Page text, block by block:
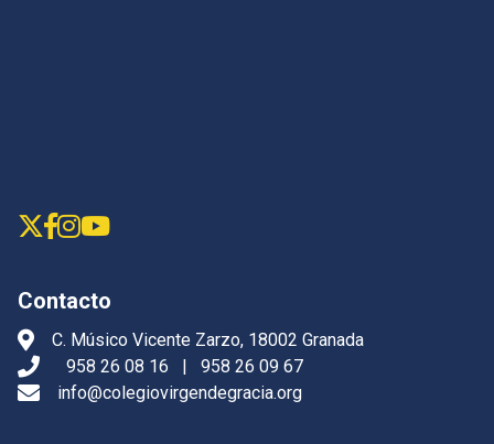
Contacto
C. Músico Vicente Zarzo, 18002 Granada
958 26 08 16
|
958 26 09 67
info@colegiovirgendegracia.org